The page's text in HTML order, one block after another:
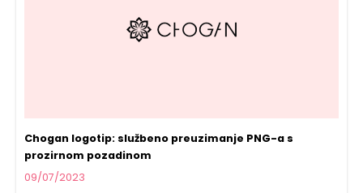
Chogan logotip: službeno preuzimanje PNG-a s
prozirnom pozadinom
09/07/2023